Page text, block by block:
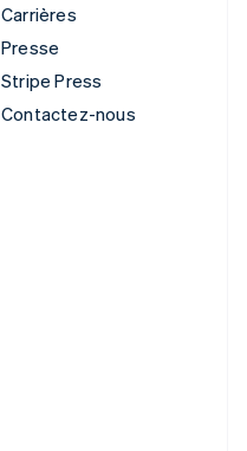
Carrières
Presse
Stripe Press
Contactez-nous